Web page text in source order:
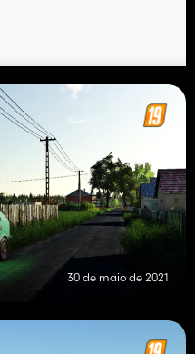
30 de maio de 2021